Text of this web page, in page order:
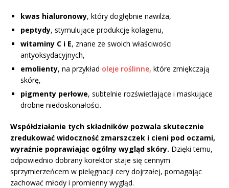
kwas hialuronowy, który dogłębnie nawilża,
peptydy, stymulujące produkcję kolagenu,
witaminy C i E, znane ze swoich właściwości
antyoksydacyjnych,
emolienty, na przykład oleje roślinne, które zmiękczają
skórę,
pigmenty perłowe, subtelnie rozświetlające i maskujące
drobne niedoskonałości.
Współdziałanie tych składników pozwala skutecznie
zredukować widoczność zmarszczek i cieni pod oczami,
wyraźnie poprawiając ogólny wygląd skóry. Dzięki temu,
odpowiednio dobrany korektor staje się cennym
sprzymierzeńcem w pielęgnacji cery dojrzałej, pomagając
zachować młody i promienny wygląd.